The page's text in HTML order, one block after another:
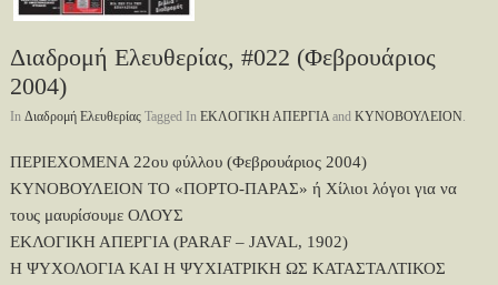
Διαδρομή Ελευθερίας, #022 (Φεβρουάριος
2004)
In Διαδρομή ΕλευθερίαςTagged In ΕΚΛΟΓΙΚΗ ΑΠΕΡΓΙΑand ΚΥΝΟΒΟΥΛΕΙΟΝ.
ΠΕΡΙΕΧΟΜΕΝΑ 22ου φύλλου (Φεβρουάριος 2004)
ΚΥΝΟΒΟΥΛΕΙΟΝ ΤΟ «ΠΟΡΤΟ-ΠΑΡΑΣ» ή Χίλιοι λόγοι για να
τους μαυρίσουμε ΟΛΟΥΣ
ΕΚΛΟΓΙΚΗ ΑΠΕΡΓΙΑ (PARAF – JAVAL, 1902)
Η ΨΥΧΟΛΟΓΙΑ ΚΑΙ Η ΨΥΧΙΑΤΡΙΚΗ ΩΣ ΚΑΤΑΣΤΑΛΤΙΚΟΣ